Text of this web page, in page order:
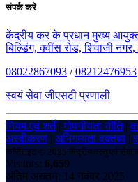
संपर्क करें
केंद्रीय कर के प्रधान मुख्य
बिल्डिंग, क्वींस रोड, शिवाजी
08022867093 /08212476953
स्वयं सेवा जीएसटी प्रणाली
नियम एवं शर्तें|गोपनीयता नीति|
अस्वीकरण | अभिगम्यता वक्तव्य |
कॉपीराइट © 2025 केंद्रीय वस्तु एवं सेवा
Visitors: 6,659
अंतिम अद्यतन: 14 नवंबर 2025